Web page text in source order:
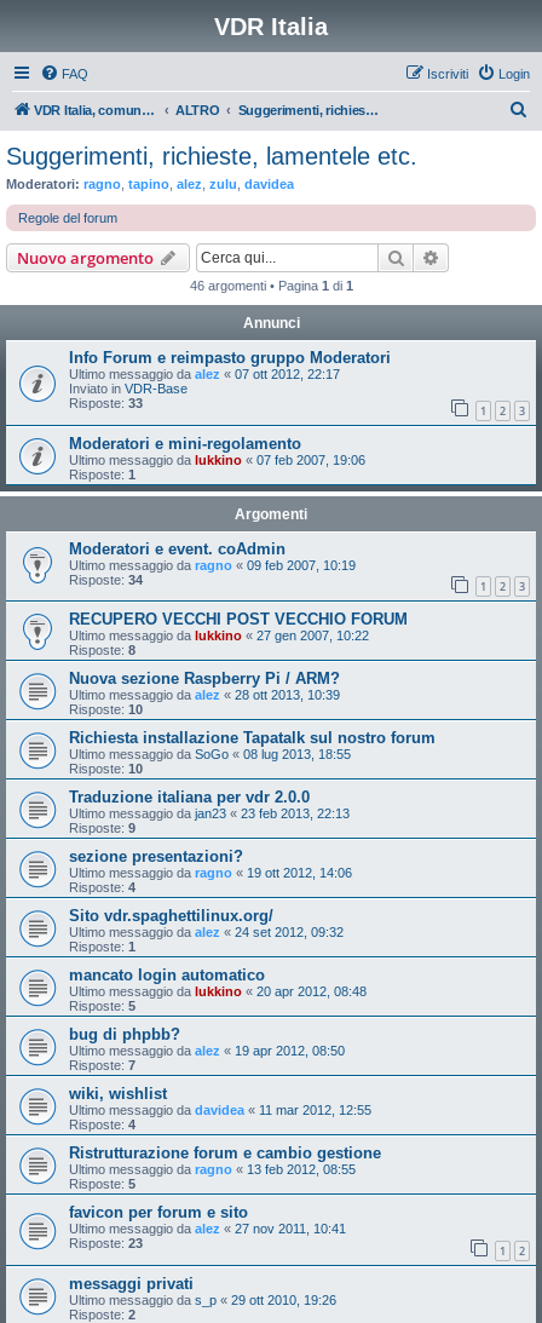
VDR Italia
FAQ Login
Iscriviti
VDR Italia, comunità italiana utilizzatori VDR ALTRO Suggerimenti, richieste, lamentele etc.
a
Suggerimenti, richieste, lamentele etc.
Moderatori: ragno tapino alez zulu davidea
Regole del forum
Nuovo argomento Cerca
46 argomenti • Pagina 1 di 1
Annunci
Info Forum e reimpasto gruppo Moderatori
Ultimo messaggio da alez « 07 ott 2012, 22:17
Inviato in VDR-Base
Risposte: 33 1 2 3
Moderatori e mini-regolamento
Ultimo messaggio da lukkino « 07 feb 2007, 19:06
Risposte: 1
Argomenti
Moderatori e event. coAdmin
Ultimo messaggio da ragno « 09 feb 2007, 10:19
Risposte: 34 1 2 3
RECUPERO VECCHI POST VECCHIO FORUM
Ultimo messaggio da lukkino « 27 gen 2007, 10:22
Risposte: 8
Nuova sezione Raspberry Pi / ARM?
Ultimo messaggio da alez « 28 ott 2013, 10:39
Risposte: 10
Richiesta installazione Tapatalk sul nostro forum
Ultimo messaggio da SoGo « 08 lug 2013, 18:55
Risposte: 10
Traduzione italiana per vdr 2.0.0
Ultimo messaggio da jan23 « 23 feb 2013, 22:13
Risposte: 9
sezione presentazioni?
Ultimo messaggio da ragno « 19 ott 2012, 14:06
Risposte: 4
Sito vdr.spaghettilinux.org/
Ultimo messaggio da alez « 24 set 2012, 09:32
Risposte: 1
mancato login automatico
Ultimo messaggio da lukkino « 20 apr 2012, 08:48
Risposte: 5
bug di phpbb?
Ultimo messaggio da alez « 19 apr 2012, 08:50
Risposte: 7
wiki, wishlist
Ultimo messaggio da davidea « 11 mar 2012, 12:55
Risposte: 4
Ristrutturazione forum e cambio gestione
Ultimo messaggio da ragno « 13 feb 2012, 08:55
Risposte: 5
favicon per forum e sito
Ultimo messaggio da alez « 27 nov 2011, 10:41
Risposte: 23 1 2
messaggi privati
Ultimo messaggio da s_p « 29 ott 2010, 19:26
Risposte: 2